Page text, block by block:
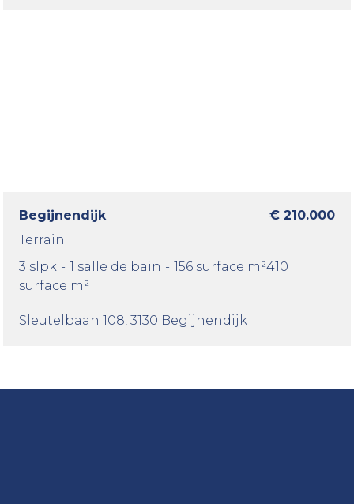
Begijnendijk
€ 210.000
Terrain
3 slpk - 1 salle de bain - 156 surface m²410
surface m²
Sleutelbaan 108 , 3130 Begijnendijk